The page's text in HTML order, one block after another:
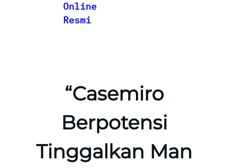
Online
Resmi
“Casemiro
Berpotensi
Tinggalkan Man